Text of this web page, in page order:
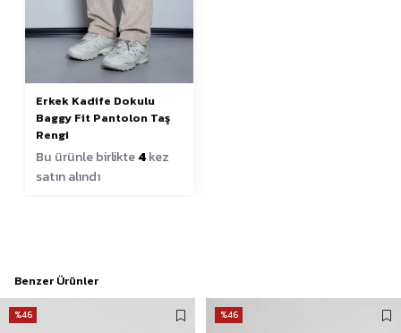
Erkek Kadife Dokulu
Baggy Fit Pantolon Taş
Rengi
Bu ürünle birlikte4kez
satın alındı
Benzer Ürünler
%46 %46